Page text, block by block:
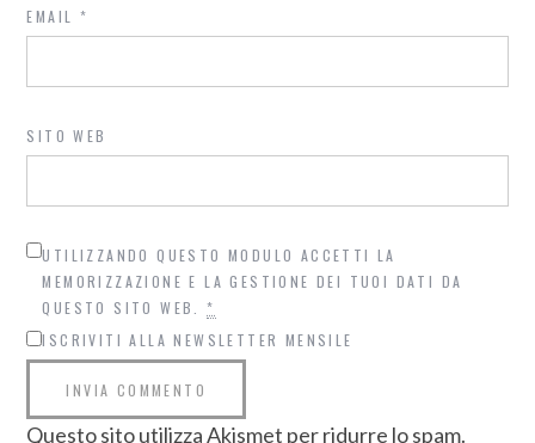
EMAIL *
SITO WEB
UTILIZZANDO QUESTO MODULO ACCETTI LA
MEMORIZZAZIONE E LA GESTIONE DEI TUOI DATI DA
QUESTO SITO WEB.*
ISCRIVITI ALLA NEWSLETTER MENSILE
Questo sito utilizza Akismet per ridurre lo spam.